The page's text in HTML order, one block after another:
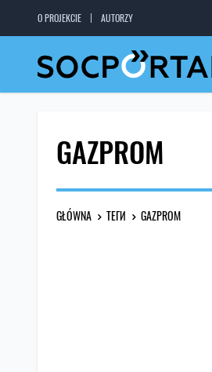
O PROJEKCIE AUTORZY
GAZPROM
GŁÓWNA ТЕГИ GAZPROM